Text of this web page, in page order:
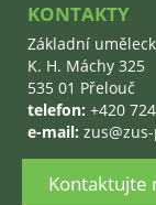
KONTAKTY
Základní
K. H. Máchy 325
535 01 Přelouč
telefon: +420
e-mail:
Kontaktujte